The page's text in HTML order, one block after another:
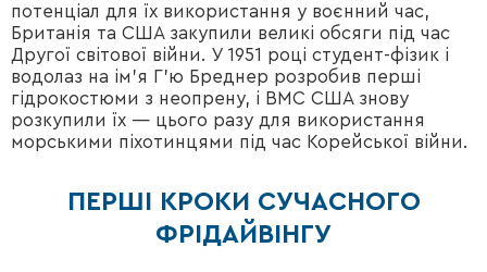
потенціал для їх використання у воєнний час,
Британія та США закупили великі обсяги під час
Другої світової війни. У 1951 році студент-фізик і
водолаз на ім'я Г'ю Бреднер розробив перші
гідрокостюми з неопрену, і ВМС США знову
розкупили їх — цього разу для використання
морськими піхотинцями під час Корейської війни.
ПЕРШІ КРОКИ СУЧАСНОГО
ФРІДАЙВІНГУ